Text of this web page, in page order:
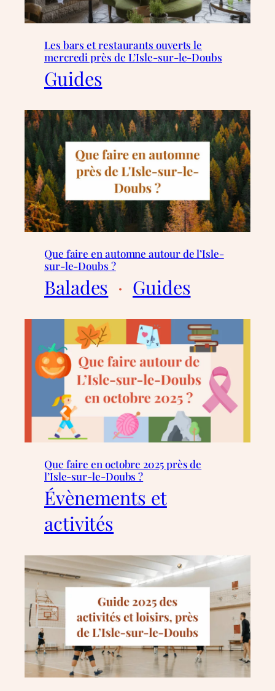
Les bars et restaurants ouverts le
mercredi près de L’Isle-sur-le-Doubs
Guides
Que faire en automne autour de l’Isle-
sur-le-Doubs ?
Balades
  ·
Guides
Que faire en octobre 2025 près de
l’Isle-sur-le-Doubs ?
Évènements et
activités